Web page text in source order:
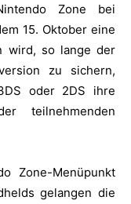
Zone bei
15. Oktober eine
wird, so lange der
zu sichern,
oder 2DS ihre
teilnehmenden
Zone-Menüpunkt
gelangen die